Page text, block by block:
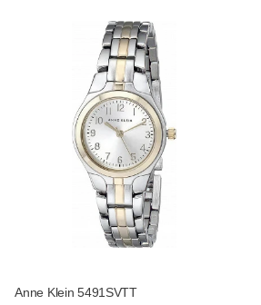
Anne Klein 5491SVTT